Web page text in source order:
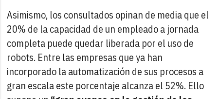
Asimismo, los consultados opinan de media que el
20% de la capacidad de un empleado a jornada
completa puede quedar liberada por el uso de
robots. Entre las empresas que ya han
incorporado la automatización de sus procesos a
gran escala este porcentaje alcanza el 52%. Ello